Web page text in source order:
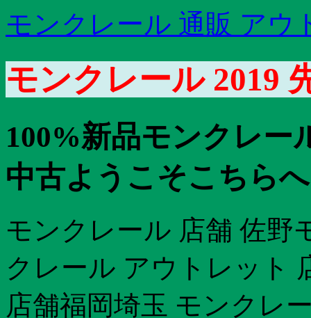
モンクレール 通販 アウ
モンクレール 2019
100%新品モンクレー
中古ようこそこちら
モンクレール 店舗 佐野
クレール アウトレット
店舗福岡埼玉 モンクレ